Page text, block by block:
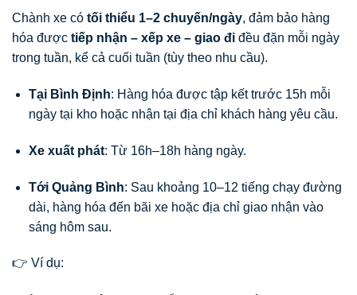
Chành xe có tối thiểu 1–2 chuyến/ngày, đảm bảo hàng
hóa được tiếp nhận – xếp xe – giao đi đều đặn mỗi ngày
trong tuần, kể cả cuối tuần (tùy theo nhu cầu).
Tại Bình Định: Hàng hóa được tập kết trước 15h mỗi
ngày tại kho hoặc nhận tại địa chỉ khách hàng yêu cầu.
Xe xuất phát: Từ 16h–18h hàng ngày.
Tới Quảng Bình: Sau khoảng 10–12 tiếng chạy đường
dài, hàng hóa đến bãi xe hoặc địa chỉ giao nhận vào
sáng hôm sau.
👉 Ví dụ: